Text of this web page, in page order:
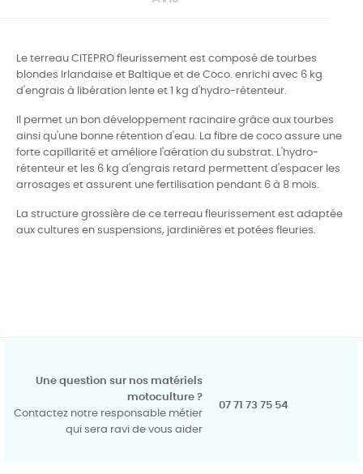
Le terreau CITEPRO fleurissement est composé de tourbes
blondes Irlandaise et Baltique et de Coco. enrichi avec 6 kg
d'engrais à libération lente et 1 kg d'hydro-rétenteur.
Il permet un bon développement racinaire grâce aux tourbes
ainsi qu'une bonne rétention d'eau. La fibre de coco assure une
forte capillarité et améliore l'aération du substrat. L'hydro-
rétenteur et les 6 kg d'engrais retard permettent d'espacer les
arrosages et assurent une fertilisation pendant 6 à 8 mois.
La structure grossière de ce terreau fleurissement est adaptée
aux cultures en suspensions, jardinières et potées fleuries.
Une question sur nos matériels
motoculture ?
Contactez notre responsable métier
qui sera ravi de vous aider
07 71 73 75 54